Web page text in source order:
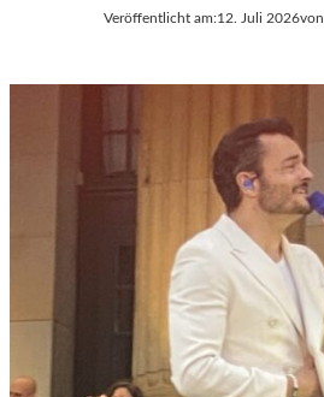
Veröffentlicht am:12. Juli 2026von